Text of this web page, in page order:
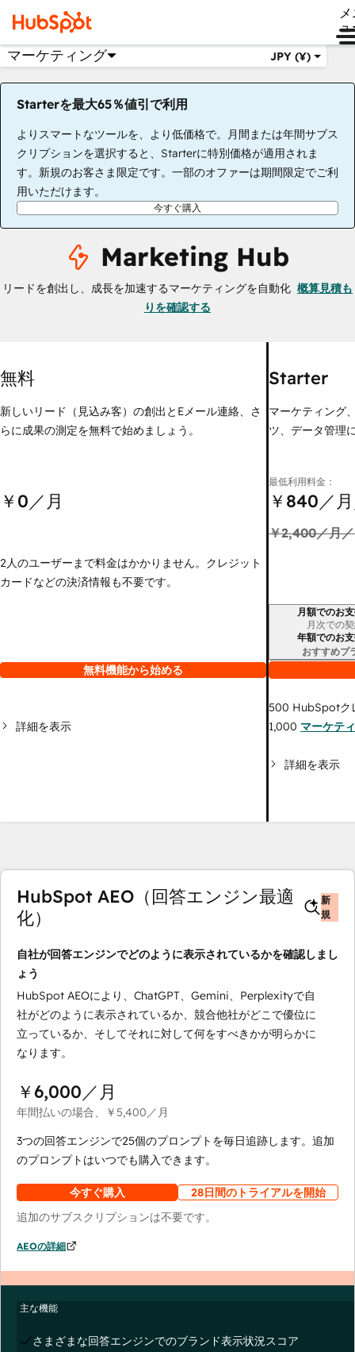
ュ
マーケティング JPY (¥)
Starterを最大65％値引で利用
よりスマートなツールを、より低価格で。月間または年間サブス
クリプションを選択すると、Starterに特別価格が適用されま
す。新規のお客さま限定です。一部のオファーは期間限定でご利
用いただけます。
今すぐ購入
Marketing Hub
リードを創出し、成長を加速するマーケティングを自動化 概算見積も
りを確認する
無料
新しいリード（見込み客）の創出とEメール連絡、さ
らに成果の測定を無料で始めましょう。
￥0／月
2人のユーザーまで料金はかかりません。クレジット
カードなどの決済情報も不要です。
無料機能から始める
詳細を表示
Starter
マーケティング
ツ、データ管理
最低利用料金：
￥840／
￥2,400／月
請求期間月額でのお
月次での
年額でのお
おすすめプ
500 HubSpotク
1,000 マーケテ
詳細を表示
HubSpot AEO（回答エンジン最適
化）
新
規
自社が回答エンジンでどのように表示されているかを確認しまし
ょう
HubSpot AEOにより、ChatGPT、Gemini、Perplexityで自
社がどのように表示されているか、競合他社がどこで優位に
立っているか、そしてそれに対して何をすべきかが明らかに
なります。
￥6,000／月
年間払いの場合、 ￥5,400／月
3つの回答エンジンで25個のプロンプトを毎日追跡します。追加
のプロンプトはいつでも購入できます。
今すぐ購入
28日間のトライアルを開始
追加のサブスクリプションは不要です。
AEOの詳細
主な機能
さまざまな回答エンジンでのブランド表示状況スコア